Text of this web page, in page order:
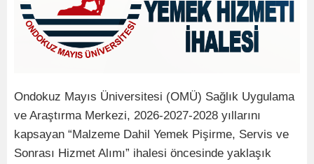
Ondokuz Mayıs Üniversitesi (OMÜ) Sağlık Uygulama
ve Araştırma Merkezi, 2026-2027-2028 yıllarını
kapsayan “Malzeme Dahil Yemek Pişirme, Servis ve
Sonrası Hizmet Alımı” ihalesi öncesinde yaklaşık